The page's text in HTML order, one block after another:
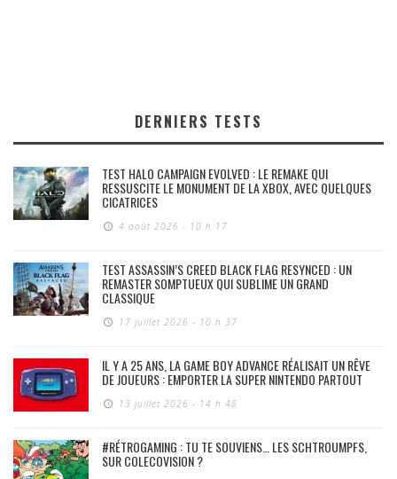
DERNIERS TESTS
TEST HALO CAMPAIGN EVOLVED : LE REMAKE QUI
RESSUSCITE LE MONUMENT DE LA XBOX, AVEC QUELQUES
CICATRICES
4 août 2026 - 10 h 17
TEST ASSASSIN’S CREED BLACK FLAG RESYNCED : UN
REMASTER SOMPTUEUX QUI SUBLIME UN GRAND
CLASSIQUE
17 juillet 2026 - 10 h 37
IL Y A 25 ANS, LA GAME BOY ADVANCE RÉALISAIT UN RÊVE
DE JOUEURS : EMPORTER LA SUPER NINTENDO PARTOUT
13 juillet 2026 - 14 h 48
#RÉTROGAMING : TU TE SOUVIENS… LES SCHTROUMPFS,
SUR COLECOVISION ?